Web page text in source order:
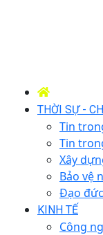
THỜI SỰ -
Tin
Tin
Xây
Bảo vệ
Đạo
KINH TẾ
Công